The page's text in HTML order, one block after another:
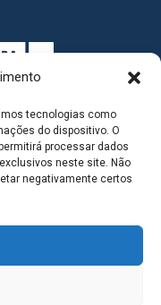
tecnologias como
do dispositivo. O
processar dados
neste site. Não
negativamente certos
- Avenida